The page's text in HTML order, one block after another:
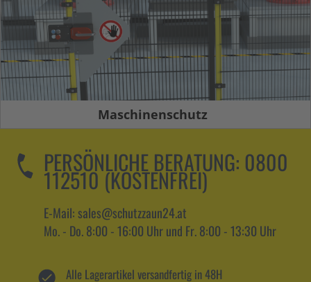
Maschinenschutz
PERSÖNLICHE BERATUNG: 0800
112510 (KOSTENFREI)
E-Mail: sales@schutzzaun24.at
Mo. - Do. 8:00 - 16:00 Uhr und Fr. 8:00 - 13:30 Uhr
Alle Lagerartikel versandfertig in 48H